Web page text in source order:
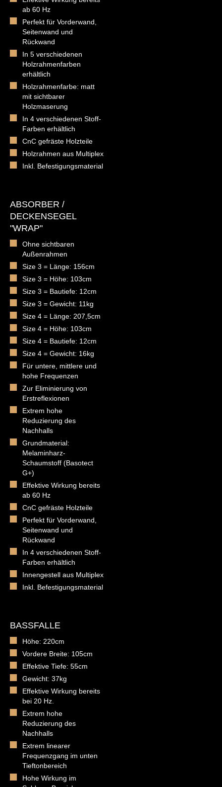
ab 60 Hz
Perfekt für Vorderwand,
Seitenwand und
Rückwand
In 5 verschiedenen
Holzrahmenfarben
erhältlich
Holzrahmenfarbe: matt
mit sichtbarer
Holzmaserung
In 4 verschiedenen Stoff-
Farben erhältlich
CnC gefräste Holzteile
Holzrahmen aus Multiplex
Inkl. Befestigungsmaterial
ABSORBER /
DECKENSEGEL
"WRAP"
Ohne sichtbaren
Außenrahmen
Size 3 = Länge: 156cm
Size 3 = Höhe: 103cm
Size 3 = Bautiefe: 12cm
Size 3 = Gewicht: 11kg
Size 4 = Länge: 207,5cm
Size 4 = Höhe: 103cm
Size 4 = Bautiefe: 12cm
Size 4 = Gewicht: 16kg
Für untere, mittlere und
hohe Frequenzen
Zur Eliminierung von
Erstreflexionen
Extrem hohe
Reduzierung des
Nachhalls
Grundmaterial:
Melaminharz-
Schaumstoff (Basotect
G+)
Effektive Wirkung bereits
ab 60 Hz
CnC gefräste Holzteile
Perfekt für Vorderwand,
Seitenwand und
Rückwand
In 4 verschiedenen Stoff-
Farben erhältlich
Innengestell aus Multiplex
Inkl. Befestigungsmaterial
BASSFALLE
Höhe: 220cm
Vordere Breite: 105cm
Effektive Tiefe: 55cm
Gewicht: 37kg
Effektive Wirkung bereits
bei 20 Hz.
Extrem hohe
Reduzierung des
Nachhalls
Extrem linearer
Frequenzgang im unten
Tieftonbereich
Hohe Wirkung im